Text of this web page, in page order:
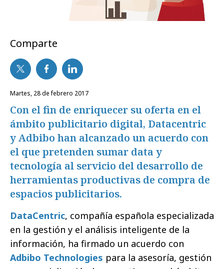
Comparte
martes, 28 de febrero 2017
Con el fin de enriquecer su oferta en el
ámbito publicitario digital, Datacentric
y Adbibo han alcanzado un acuerdo con
el que pretenden sumar data y
tecnología al servicio del desarrollo de
herramientas productivas de compra de
espacios publicitarios.
DataCentric, compañía española especializada
en la gestión y el análisis inteligente de la
información, ha firmado un acuerdo con
Adbibo Technologies para la asesoría, gestión